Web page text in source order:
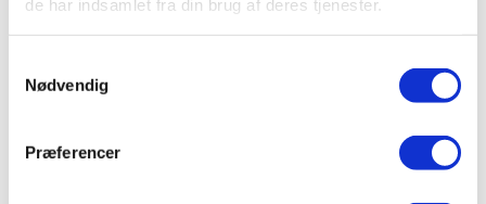
de har indsamlet fra din brug af deres tjenester.
Nødvendig
Præferencer
Overvejelser om elbiler
Hvordan fremmer kommuner elbiler?
Guides til offentlige
Totale omkostninger